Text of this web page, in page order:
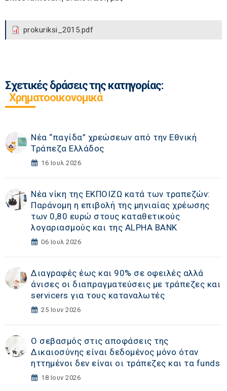
prokuriksi_2015.pdf
Σχετικές δράσεις της κατηγορίας:
Χρηματοοικονομικά
Νέα “παγίδα” χρεώσεων από την Εθνική
Τράπεζα Ελλάδος
16 Ιουλ 2026
Νέα νίκη της ΕΚΠΟΙΖΩ κατά των τραπεζών:
Παράνομη η επιβολή της μηνιαίας χρέωσης
των 0,80 ευρώ στους καταθετικούς
λογαριασμούς και της ALPHA BANK
06 Ιουλ 2026
Διαγραφές έως και 90% σε οφειλές αλλά
άνισες οι διαπραγματεύσεις με τράπεζες και
servicers για τους καταναλωτές
25 Ιουν 2026
Ο σεβασμός στις αποφάσεις της
Δικαιοσύνης είναι δεδομένος μόνο όταν
ηττημένοι δεν είναι οι τράπεζες και τα funds
18 Ιουν 2026